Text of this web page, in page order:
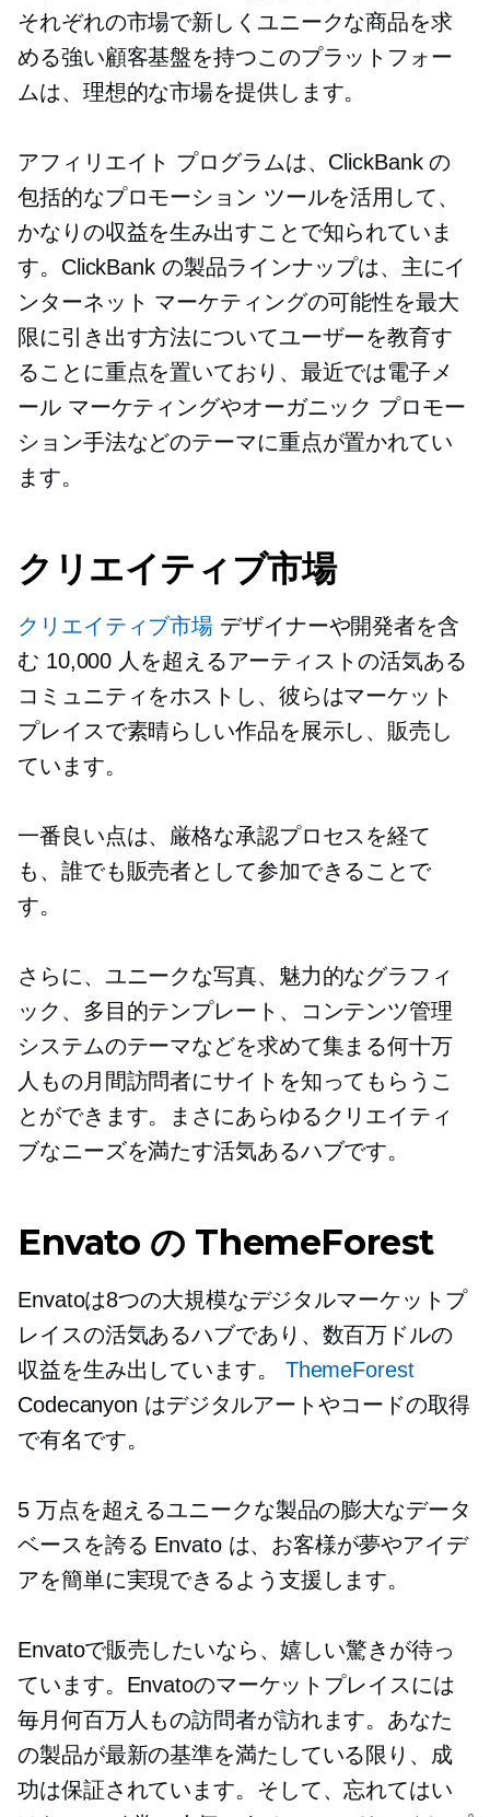
それぞれの市場で新しくユニークな商品を求
める強い顧客基盤を持つこのプラットフォー
ムは、理想的な市場を提供します。
アフィリエイト プログラムは、ClickBank の
包括的なプロモーション ツールを活用して、
かなりの収益を生み出すことで知られていま
す。ClickBank の製品ラインナップは、主にイ
ンターネット マーケティングの可能性を最大
限に引き出す方法についてユーザーを教育す
ることに重点を置いており、最近では電子メ
ール マーケティングやオーガニック プロモー
ション手法などのテーマに重点が置かれてい
ます。
クリエイティブ市場
クリエイティブ市場 デザイナーや開発者を含
む 10,000 人を超えるアーティストの活気ある
コミュニティをホストし、彼らはマーケット
プレイスで素晴らしい作品を展示し、販売し
ています。
一番良い点は、厳格な承認プロセスを経て
も、誰でも販売者として参加できることで
す。
さらに、ユニークな写真、魅力的なグラフィ
ック、多目的テンプレート、コンテンツ管理
システムのテーマなどを求めて集まる何十万
人もの月間訪問者にサイトを知ってもらうこ
とができます。まさにあらゆるクリエイティ
ブなニーズを満たす活気あるハブです。
Envato の ThemeForest
Envatoは8つの大規模なデジタルマーケットプ
レイスの活気あるハブであり、数百万ドルの
収益を生み出しています。 ThemeForest
Codecanyon はデジタルアートやコードの取得
で有名です。
5 万点を超えるユニークな製品の膨大なデータ
ベースを誇る Envato は、お客様が夢やアイデ
アを簡単に実現できるよう支援します。
Envatoで販売したいなら、嬉しい驚きが待っ
ています。Envatoのマーケットプレイスには
毎月何百万人もの訪問者が訪れます。あなた
の製品が最新の基準を満たしている限り、成
功は保証されています。そして、忘れてはい